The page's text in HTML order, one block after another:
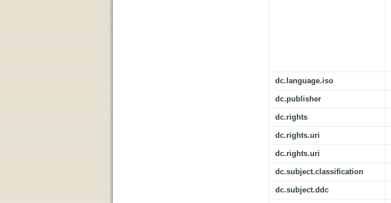
dc.language.iso
dc.publisher
dc.rights
dc.rights.uri
dc.rights.uri
dc.subject.classification
dc.subject.ddc